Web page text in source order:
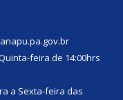
feira de 14:00hrs
a Sexta-feira das